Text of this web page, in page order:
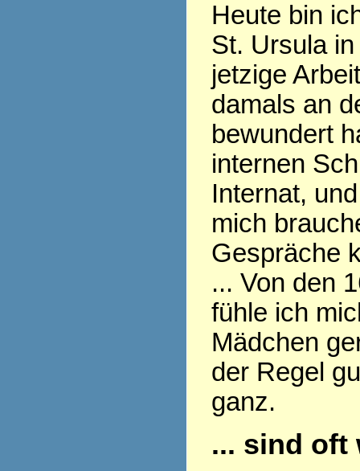
Heute bin
St. Ursula
jetzige
damals an
bewundert
internen
Internat,
mich
Gespräche
... Von den
fühle ich
Mädchen
der Regel
ganz.
... sind oft